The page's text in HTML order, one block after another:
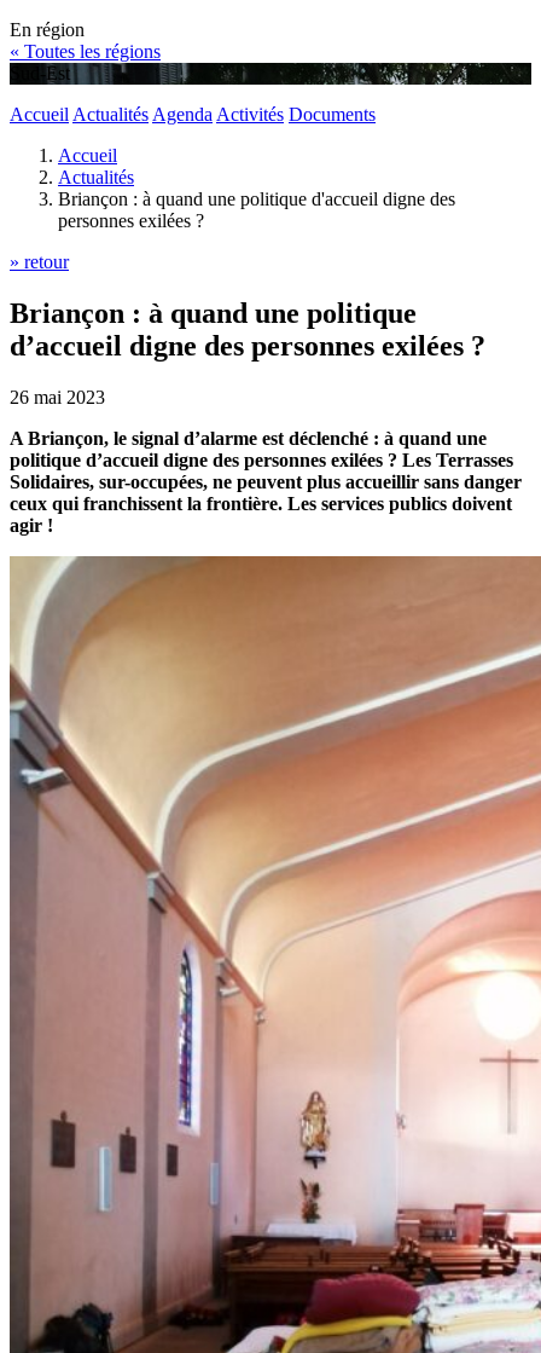
En région
« Toutes les régions
Sud-Est
Accueil Actualités Agenda Activités Documents
Accueil
Actualités
Briançon : à quand une politique d'accueil digne des
personnes exilées ?
» retour
Briançon : à quand une politique
d’accueil digne des personnes exilées ?
26 mai 2023
A Briançon, le signal d’alarme est déclenché : à quand une
politique d’accueil digne des personnes exilées ? Les Terrasses
Solidaires, sur-occupées, ne peuvent plus accueillir sans danger
ceux qui franchissent la frontière. Les services publics doivent
agir !